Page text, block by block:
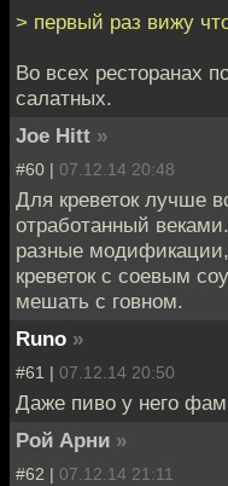
> первый раз вижу
Во всех ресторанах
салатных.
Joe Hitt »
#60 | 07.12.14 20:48
Для креветок лучше
отработанный
разные
креветок с соевым
мешать с говном.
Runo »
#61 | 07.12.14 20:50
Даже пиво у него
Рой Арни »
#62 | 07.12.14 21:11